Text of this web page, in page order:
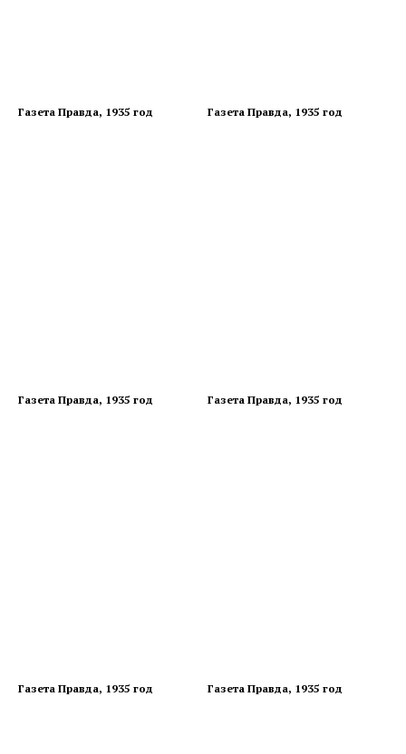
Газета Правда, 1935 год Газета Правда, 1935 год
Газета Правда, 1935 год Газета Правда, 1935 год
Газета Правда, 1935 год Газета Правда, 1935 год